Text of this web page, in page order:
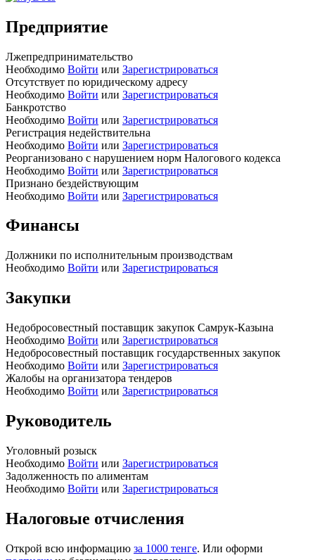
Предприятие
Лжепредпринимательство
Необходимо Войти или Зарегистрироваться
Отсутствует по юридическому адресу
Необходимо Войти или Зарегистрироваться
Банкротство
Необходимо Войти или Зарегистрироваться
Регистрация недействительна
Необходимо Войти или Зарегистрироваться
Реорганизовано с нарушением норм Налогового кодекса
Необходимо Войти или Зарегистрироваться
Признано бездействующим
Необходимо Войти или Зарегистрироваться
Финансы
Должники по исполнительным производствам
Необходимо Войти или Зарегистрироваться
Закупки
Недобросовестный поставщик закупок Самрук-Казына
Необходимо Войти или Зарегистрироваться
Недобросовестный поставщик государственных закупок
Необходимо Войти или Зарегистрироваться
Жалобы на организатора тендеров
Необходимо Войти или Зарегистрироваться
Руководитель
Уголовный розыск
Необходимо Войти или Зарегистрироваться
Задолженность по алиментам
Необходимо Войти или Зарегистрироваться
Налоговые отчисления
Открой всю информацию за 1000 тенге. Или оформи